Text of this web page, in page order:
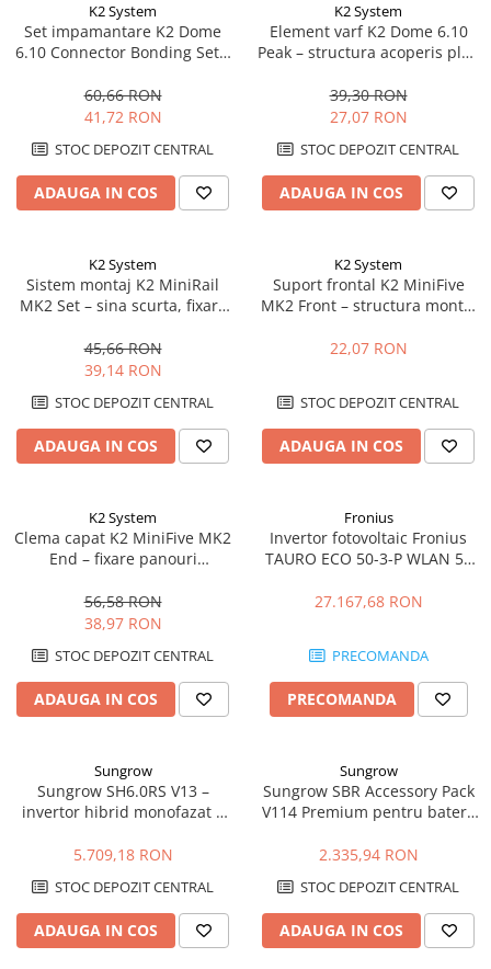
K2 System
Set impamantare K2 Dome
6.10 Connector Bonding Set –
6
60,66 RON
41,72 RON
STOC DEPOZIT CENTRAL
ADAUGA IN COS
K2 System
Element varf K2 Dome 6.10
Peak – structura acoperis plat,
39,30 RON
27,07 RON
STOC DEPOZIT CENTRAL
ADAUGA IN COS
K2 System
Sistem montaj K2 MiniRail
MK2 Set – sina scurta, fixare
panouri
45,66 RON
39,14 RON
STOC DEPOZIT CENTRAL
ADAUGA IN COS
K2 System
Suport frontal K2 MiniFive
MK2 Front – structura montaj
22,07 RON
STOC DEPOZIT CENTRAL
ADAUGA IN COS
K2 System
Clema capat K2 MiniFive MK2
End – fixare panouri
MiniFive
56,58 RON
38,97 RON
STOC DEPOZIT CENTRAL
ADAUGA IN COS
Fronius
Invertor fotovoltaic Fronius
TAURO ECO 50-3-P WLAN 50
27.167,68 RON
PRECOMANDA
PRECOMANDA
Sungrow
Sungrow SH6.0RS V13 –
invertor hibrid monofazat 6
5.709,18 RON
STOC DEPOZIT CENTRAL
ADAUGA IN COS
Sungrow
Sungrow SBR Accessory Pack
V114 Premium pentru baterii
2.335,94 RON
STOC DEPOZIT CENTRAL
ADAUGA IN COS